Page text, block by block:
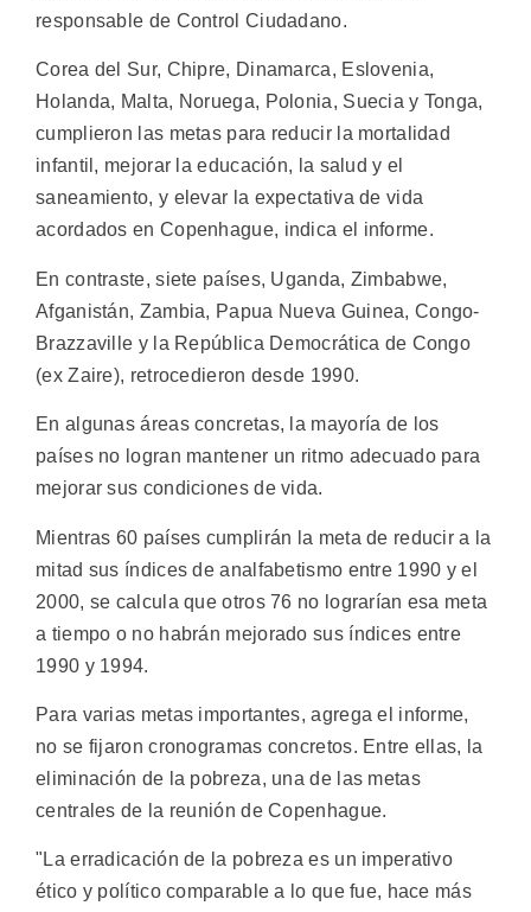
responsable de Control Ciudadano.
Corea del Sur, Chipre, Dinamarca, Eslovenia,
Holanda, Malta, Noruega, Polonia, Suecia y Tonga,
cumplieron las metas para reducir la mortalidad
infantil, mejorar la educación, la salud y el
saneamiento, y elevar la expectativa de vida
acordados en Copenhague, indica el informe.
En contraste, siete países, Uganda, Zimbabwe,
Afganistán, Zambia, Papua Nueva Guinea, Congo-
Brazzaville y la República Democrática de Congo
(ex Zaire), retrocedieron desde 1990.
En algunas áreas concretas, la mayoría de los
países no logran mantener un ritmo adecuado para
mejorar sus condiciones de vida.
Mientras 60 países cumplirán la meta de reducir a la
mitad sus índices de analfabetismo entre 1990 y el
2000, se calcula que otros 76 no lograrían esa meta
a tiempo o no habrán mejorado sus índices entre
1990 y 1994.
Para varias metas importantes, agrega el informe,
no se fijaron cronogramas concretos. Entre ellas, la
eliminación de la pobreza, una de las metas
centrales de la reunión de Copenhague.
"La erradicación de la pobreza es un imperativo
ético y político comparable a lo que fue, hace más